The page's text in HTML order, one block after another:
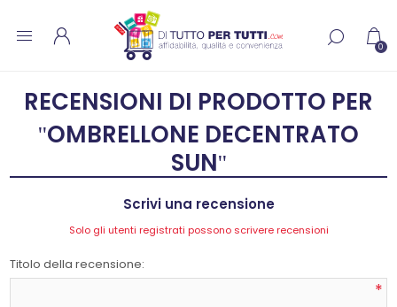
0
RECENSIONI DI PRODOTTO PER
OMBRELLONE DECENTRATO
SUN
Scrivi una recensione
Solo gli utenti registrati possono scrivere recensioni
Titolo della recensione:
*